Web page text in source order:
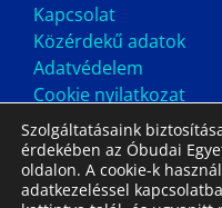
Kapcsolat
Közérdekű adatok
Adatvédelem
Cookie nyilatkozat
Szolgáltatásaink
érdekében az Óbudai
oldalon. A cookie-k
adatkezeléssel